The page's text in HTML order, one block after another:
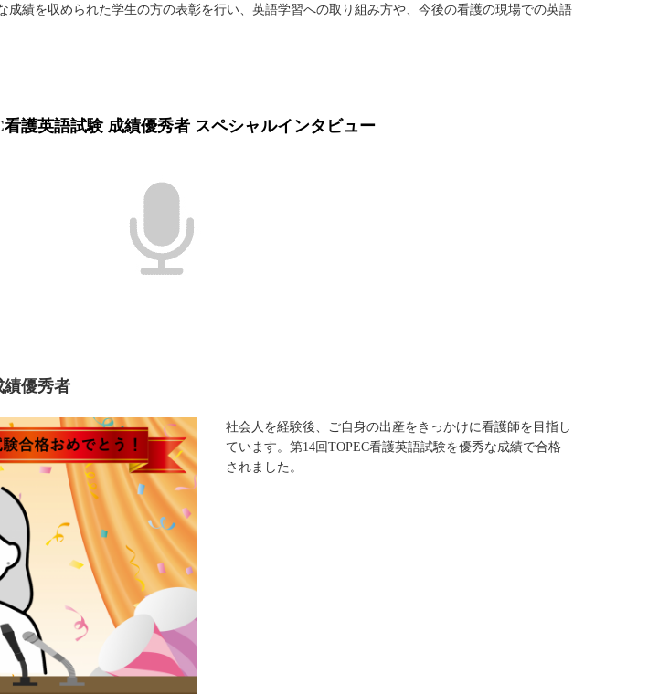
成績を収められた学生の方の表彰を行い、英語学習への取り組み方や、今後の看護の現場での英語
看護英語試験 成績優秀者 スペシャルインタビュー
優秀者
社会人を経験後、ご自身の出産をきっかけに看護師を目指し
ています。第14回TOPEC看護英語試験を優秀な成績で合格
されました。